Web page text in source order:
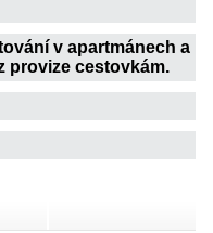
v apartmánech a
provize cestovkám.